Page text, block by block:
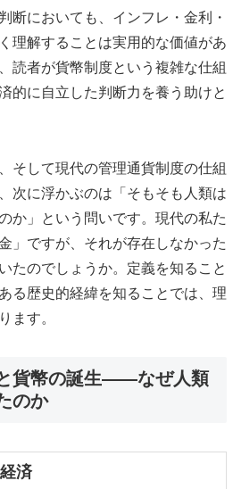
断においても、インフレ・金利・
理解することは実用的な価値があ
読者が貨幣制度という複雑な仕組
的に自立した判断力を養う助けと
そして現代の管理通貨制度の仕組
次に浮かぶのは「そもそも人類は
か」という問いです。現代の私た
」ですが、それが存在しなかった
たのでしょうか。定義を知ること
る歴史的経緯を知ることでは、理
ます。
貨幣の誕生——なぜ人類
のか
済